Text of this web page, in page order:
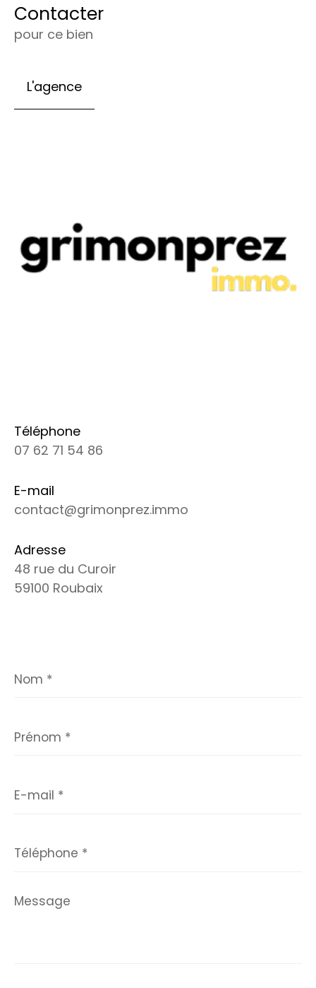
Contacter
pour ce bien
L'agence
Téléphone
07 62 71 54 86
E-mail
contact@grimonprez.immo
Adresse
48 rue du Curoir
59100 Roubaix
*
*
mail
*
*
Message
*